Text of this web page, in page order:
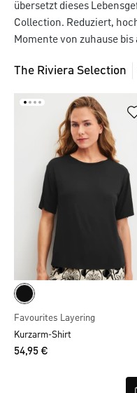
übersetzt dieses
Collection. Reduziert,
Momente von zuhause bis
The Riviera Selection
Favourites Layering
Kurzarm-Shirt
54,95 €